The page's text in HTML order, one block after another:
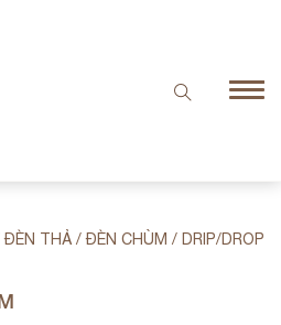
ĐÈN THẢ / ĐÈN CHÙM / DRIP/DROP